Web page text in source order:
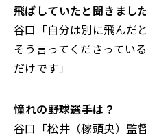
飛ばしていたと聞きまし
谷口「自分は別に飛んだ
そう言ってくださってい
だけです」
――憧れの野球選手は？
谷口「松井（稼頭央）監